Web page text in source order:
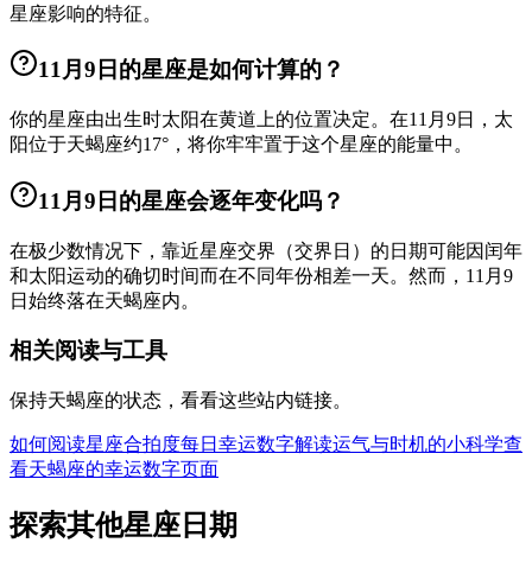
星座影响的特征。
11月9日的星座是如何计算的？
你的星座由出生时太阳在黄道上的位置决定。在11月9日，太
阳位于天蝎座约17°，将你牢牢置于这个星座的能量中。
11月9日的星座会逐年变化吗？
在极少数情况下，靠近星座交界（交界日）的日期可能因闰年
和太阳运动的确切时间而在不同年份相差一天。然而，11月9
日始终落在天蝎座内。
相关阅读与工具
保持天蝎座的状态，看看这些站内链接。
如何阅读星座合拍度每日幸运数字解读运气与时机的小科学查
看天蝎座的幸运数字页面
探索其他星座日期